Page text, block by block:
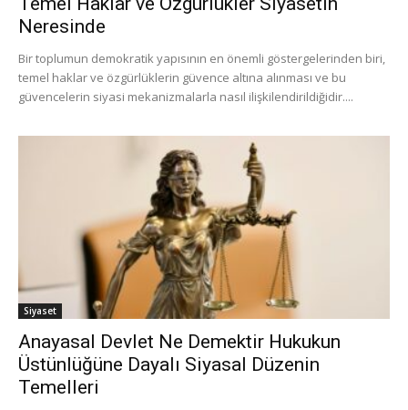
Neresinde
Bir toplumun demokratik yapısının en önemli göstergelerinden biri,
temel haklar ve özgürlüklerin güvence altına alınması ve bu
güvencelerin siyasi mekanizmalarla nasıl ilişkilendirildiğidir....
Siyaset
Anayasal Devlet Ne Demektir Hukukun
Üstünlüğüne Dayalı Siyasal Düzenin
Temelleri